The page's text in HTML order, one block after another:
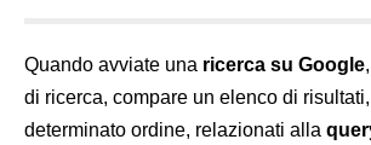
Quando avviate una ricerca su Google
di ricerca, compare un elenco di
determinato ordine, relazionati alla